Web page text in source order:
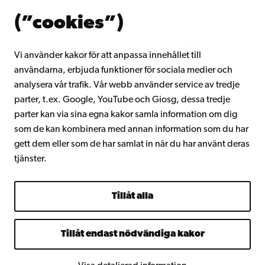
(”cookies”)
Vi använder kakor för att anpassa innehållet till
användarna, erbjuda funktioner för sociala medier och
analysera vår trafik. Vår webb använder service av tredje
parter, t.ex. Google, YouTube och Giosg, dessa tredje
parter kan via sina egna kakor samla information om dig
som de kan kombinera med annan information som du har
gett dem eller som de har samlat in när du har använt deras
tjänster.
Tillåt alla
Tillåt endast nödvändiga kakor
Intranätet
Facebook InstagramYouTube LinkedIn Blog Snapchat